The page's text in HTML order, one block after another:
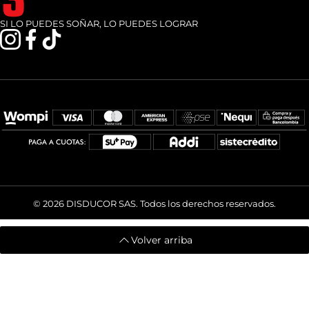
BUCARAMANGA, COLOMBIA
Política de privacidad
Términos de servicio
SI LO PUEDES SOÑAR, LO PUEDES LOGRAR
instagramcom/broth3rscol
facebookcom/broth3rsco
tiktokcom/@broth3rscol
© 2026 DISDUCOR SAS. Todos los derechos reservados.
Volver arriba